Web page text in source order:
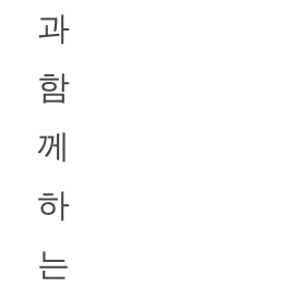
과
함
께
하
는